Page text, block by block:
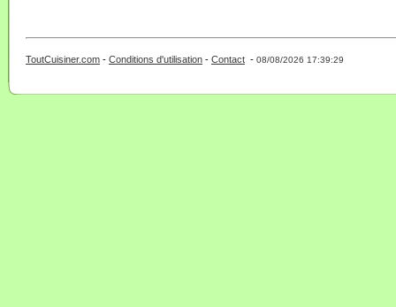
ToutCuisiner.com - Conditions d'utilisation - Contact - 08/08/2026 17:39:29